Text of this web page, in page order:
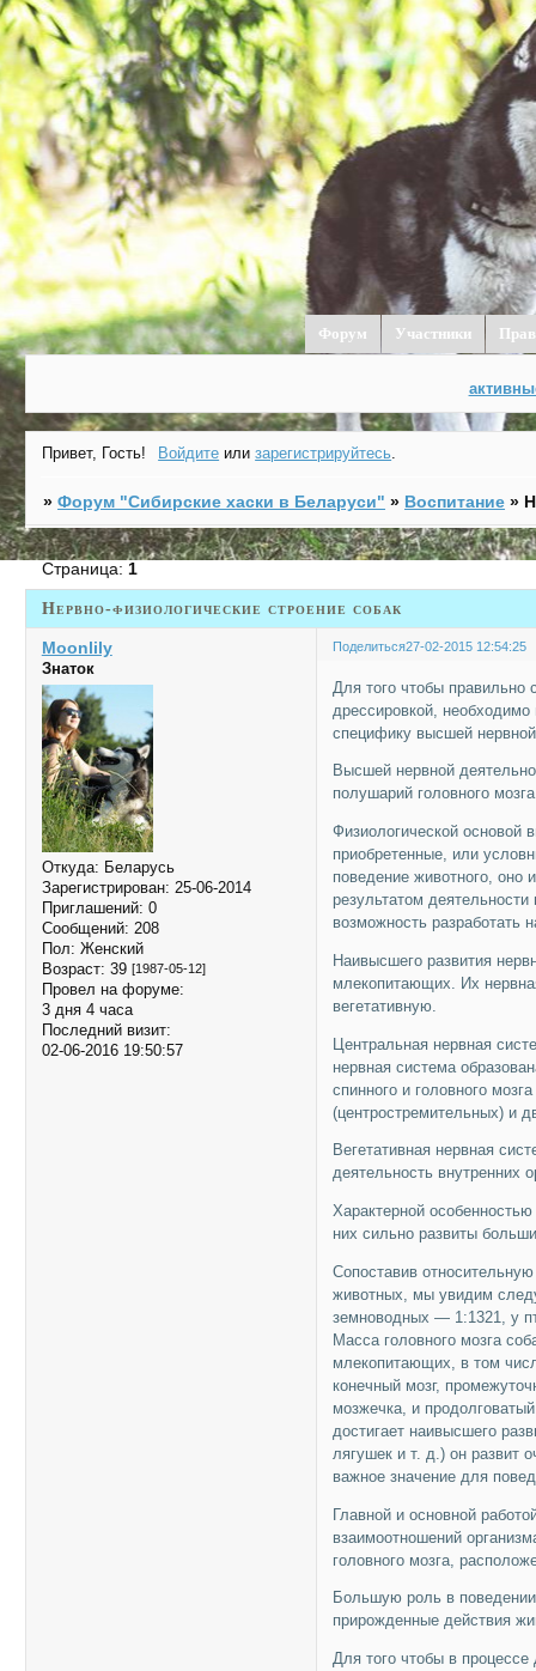
Форум Участники
Привет, Гость! Войдите илизарегистрируйтесь.
»Форум "Cибирские хаски в Беларуси" » Воспитание »
Нервно-физиологические строение собак
Страница: 1
Поделиться27-02-2015 12:54:25
Moonlily
Знаток
Откуда: Беларусь
Зарегистрирован: 25-06-2014
Приглашений: 0
Сообщений: 208
Пол: Женский
Возраст: 39 [1987-05-12]
Провел на форуме:
3 дня 4 часа
Последний визит:
02-06-2016 19:50:57
Для того чтобы правильно
дрессировкой, необходимо
специфику высшей
Высшей нервной
полушарий головного
Физиологической основой
приобретенные, или
поведение животного, оно
результатом
возможность разработать
Наивысшего развития
млекопитающих. Их
вегетативную.
Центральная нервная
нервная система
спинного и головного
(центростремительных) и
Вегетативная нервная
деятельность внутренних
Характерной
них сильно развиты
Сопоставив
животных, мы увидим
земноводных — 1:1321, у
Масса головного мозга
млекопитающих, в том
конечный мозг,
мозжечка, и
достигает наивысшего
лягушек и т. д.) он развит
важное значение для
Главной и основной
взаимоотношений
головного мозга,
Большую роль в
прирожденные действия
Для того чтобы в процессе